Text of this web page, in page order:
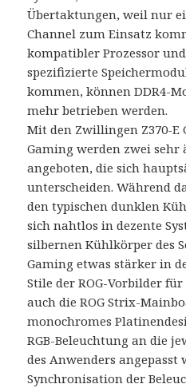
Übertaktungen, weil nur
Channel zum Einsatz
kompatibler Prozessor
spezifizierte
kommen, können DDR4-
mehr betrieben werden.
Mit den Zwillingen Z370-E
Gaming werden zwei
angeboten, die sich
unterscheiden. Während
den typischen dunklen
sich nahtlos in dezente
silbernen Kühlkörper des
Gaming etwas stärker in
Stile der ROG-Vorbilder
auch die ROG Strix-
monochromes
RGB-Beleuchtung an die
des Anwenders angepasst
Synchronisation der